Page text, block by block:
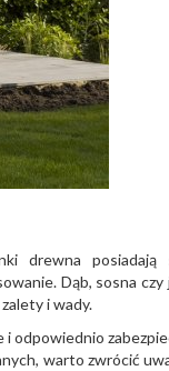
drewna posiadają
Dąb, sosna czy
i wady.
i odpowiednio
warto zwrócić